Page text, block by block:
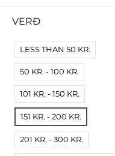
VERÐ
LESS THAN 50 KR.
50 KR. - 100 KR.
101 KR. - 150 KR.
151 KR. - 200 KR.
201 KR. - 300 KR.